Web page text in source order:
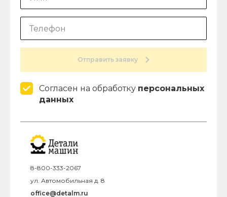
Отправить заявку
Согласен на обработку персональных
данных
8-800-333-2067
ул. Автомобильная д. 8
office@detalm.ru